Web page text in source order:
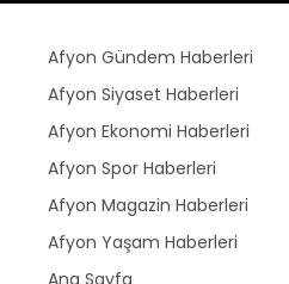
Afyon Gündem Haberleri
Afyon Siyaset Haberleri
Afyon Ekonomi Haberleri
Afyon Spor Haberleri
Afyon Magazin Haberleri
Afyon Yaşam Haberleri